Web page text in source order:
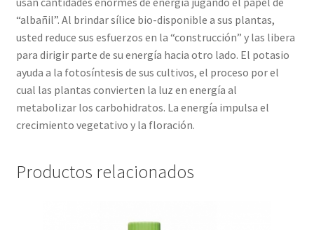
“albañil”. Al brindar sílice bio-disponible a sus plantas,
usted reduce sus esfuerzos en la “construcción” y las libera
para dirigir parte de su energía hacia otro lado. El potasio
ayuda a la fotosíntesis de sus cultivos, el proceso por el
cual las plantas convierten la luz en energía al
metabolizar los carbohidratos. La energía impulsa el
crecimiento vegetativo y la floración.
Productos relacionados